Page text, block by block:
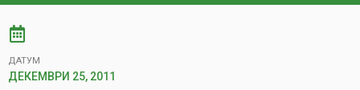
ДАТУМ
ДЕКЕМВРИ 25, 2011